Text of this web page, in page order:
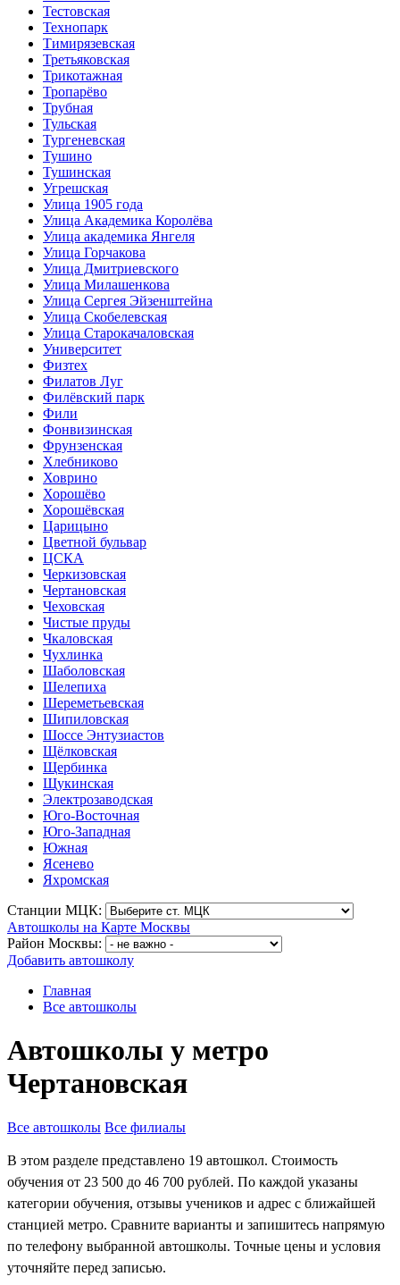
Тестовская
Технопарк
Тимирязевская
Третьяковская
Трикотажная
Тропарёво
Трубная
Тульская
Тургеневская
Тушино
Тушинская
Угрешская
Улица 1905 года
Улица Академика Королёва
Улица академика Янгеля
Улица Горчакова
Улица Дмитриевского
Улица Милашенкова
Улица Сергея Эйзенштейна
Улица Скобелевская
Улица Старокачаловская
Университет
Физтех
Филатов Луг
Филёвский парк
Фили
Фонвизинская
Фрунзенская
Хлебниково
Ховрино
Хорошёво
Хорошёвская
Царицыно
Цветной бульвар
ЦСКА
Черкизовская
Чертановская
Чеховская
Чистые пруды
Чкаловская
Чухлинка
Шаболовская
Шелепиха
Шереметьевская
Шипиловская
Шоссе Энтузиастов
Щёлковская
Щербинка
Щукинская
Электрозаводская
Юго-Восточная
Юго-Западная
Южная
Ясенево
Яхромская
Станции МЦК:
Автошколы на Карте Москвы
Район Москвы:
Добавить автошколу
Главная
Все автошколы
Автошколы у метро
Чертановская
Все автошколы Все филиалы
В этом разделе представлено 19 автошкол. Стоимость
обучения от 23 500 до 46 700 рублей. По каждой указаны
категории обучения, отзывы учеников и адрес с ближайшей
станцией метро. Сравните варианты и запишитесь напрямую
по телефону выбранной автошколы. Точные цены и условия
уточняйте перед записью.